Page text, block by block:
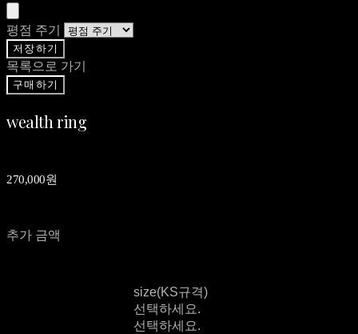
평점 주기
저장하기
목록으로 가기
구매하기
wealth ring
270,000원
추가 금액
size(KS규격)
선택하세요.
선택하세요.